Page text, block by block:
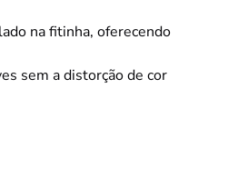
na fitinha, oferecendo
sem a distorção de cor